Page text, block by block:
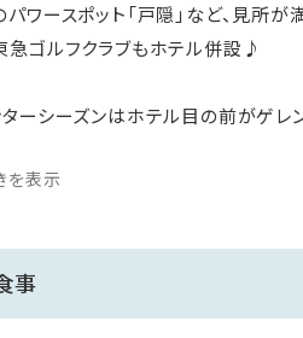
ワースポット「戸隠」など、見所が
急ゴルフクラブもホテル併設♪
ターシーズンはホテル目の前がゲレ
ビル（7～12歳対象）やスノーラフテ
典】
ら会員限定価格
表示
事